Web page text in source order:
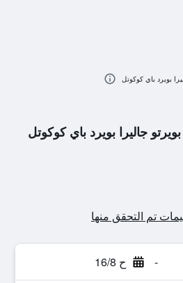
جاليرا بويرد باي كوكوتل
- ح 16/8
بويرد باي كوكوتل